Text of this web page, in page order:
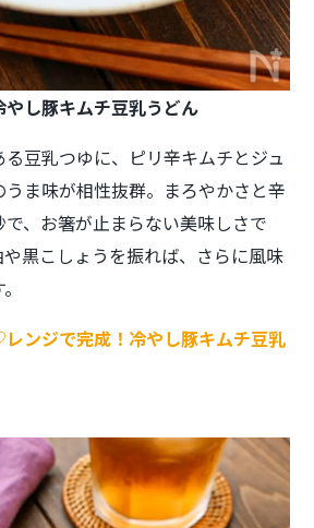
し豚キムチ豆乳うどん
豆乳つゆに、ピリ辛キムチとジュ
ま味が相性抜群。まろやかさと辛
、お箸が止まらない美味しさで
黒こしょうを振れば、さらに風味
ンジで完成！冷やし豚キムチ豆乳